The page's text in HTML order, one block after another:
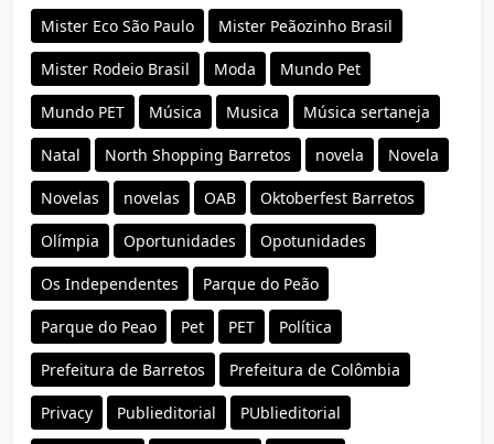
Mister Eco São Paulo Mister Peãozinho Brasil
Mister Rodeio Brasil Moda Mundo Pet
Mundo PET Música Musica Música sertaneja
Natal North Shopping Barretos novela Novela
Novelas novelas OAB Oktoberfest Barretos
Olímpia Oportunidades Opotunidades
Os Independentes Parque do Peão
Parque do Peao Pet PET Política
Prefeitura de Barretos Prefeitura de Colômbia
Privacy Publieditorial PUblieditorial